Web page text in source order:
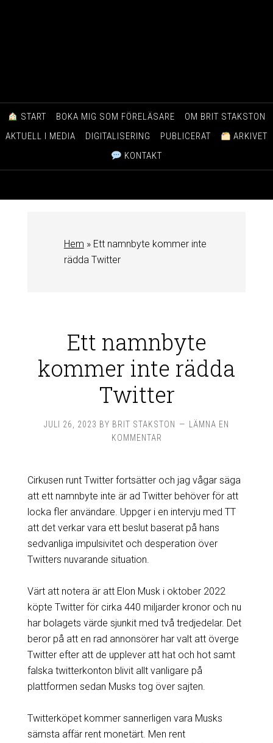
START BOKA MIG SOM FÖRELÄSARE
OM BRIT STAKSTON
AKTUELL I MEDIA
DIGITALISERING PUBLICERAT
ARKIVET
KONTAKT
Hem » Ett namnbyte kommer inte
rädda Twitter
Ett namnbyte
kommer inte rädda
Twitter
JULI 26, 2023 BY BRIT STAKSTON
LÄMNA EN
KOMMENTAR
Cirkusen runt Twitter fortsätter och jag vågar säga
att ett namnbyte inte är ad Twitter behöver för att
locka fler användare. Uppger i en intervju med TT
att det verkar vara ett beslut baserat på hans
sedvanliga impulsivitet och desperation över
Twitters nuvarande situation.
Värt att notera är att Elon Musk i oktober 2022
köpte Twitter för cirka 440 miljarder kronor och nu
har bolagets värde sjunkit med två tredjedelar. Det
beror på att en rad annonsörer har valt att överge
Twitter efter att de upplever att hat och hot samt
falska twitterkonton blivit allt vanligare på
plattformen sedan Musks tog över sajten.
Twitterköpet kommer sannerligen vara Musks
sämsta affär rent monetärt. Men rent